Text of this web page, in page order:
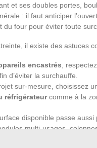
et ses doubles portes,
: il faut anticiper
du four pour éviter toute
il existe des astuces
encastrés ,
d’éviter la surchauffe.
sur-mesure, choisissez
réfrigérateurcomme à la
disponible passe
multi-usages,